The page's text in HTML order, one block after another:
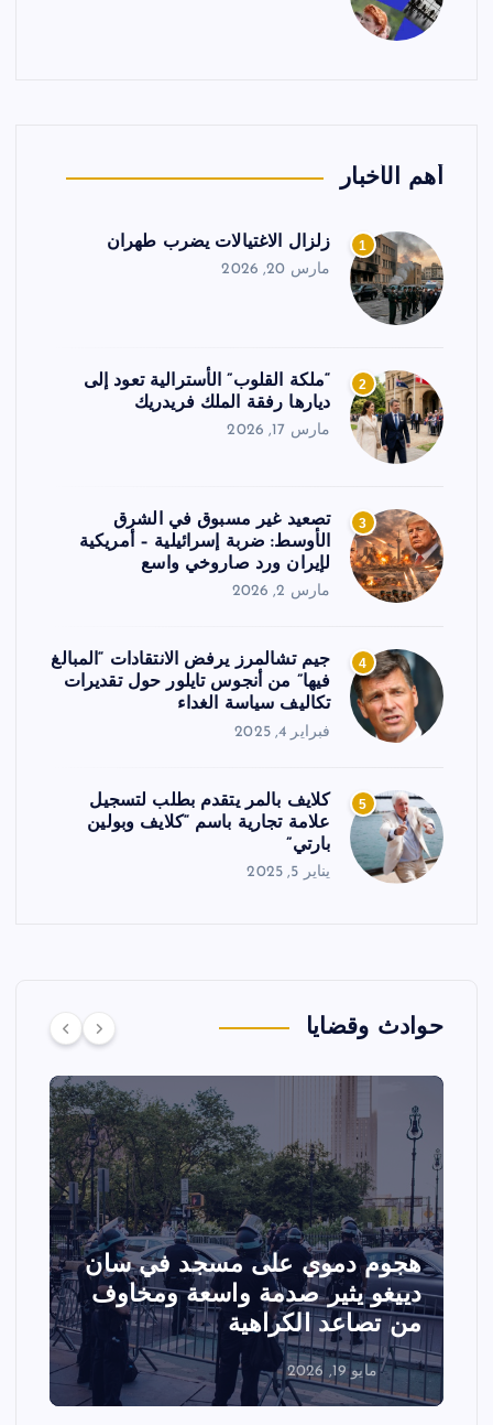
أهم الأخبار
1 زلزال الاغتيالات يضرب طهران
مارس 20, 2026
2
“ملكة القلوب” الأسترالية تعود إلى
ديارها رفقة الملك فريدريك
مارس 17, 2026
3
تصعيد غير مسبوق في الشرق
الأوسط: ضربة إسرائيلية – أمريكية
لإيران ورد صاروخي واسع
مارس 2, 2026
4
جيم تشالمرز يرفض الانتقادات “المبالغ
فيها” من أنجوس تايلور حول تقديرات
تكاليف سياسة الغداء
فبراير 4, 2025
5
كلايف بالمر يتقدم بطلب لتسجيل
علامة تجارية باسم “كلايف وبولين
بارتي”
يناير 5, 2025
حوادث وقضايا
هجوم دموي على مسجد في سان
دييغو يثير صدمة واسعة ومخاوف
من تصاعد الكراهية
مايو 19, 2026